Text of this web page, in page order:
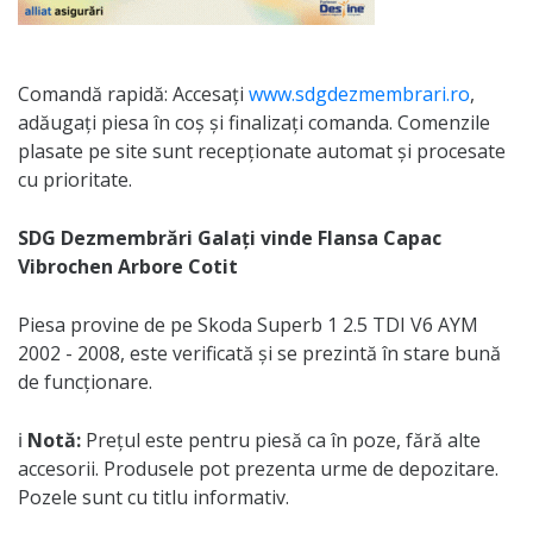
Comandă rapidă: Accesați www.sdgdezmembrari.ro,
adăugați piesa în coș și finalizați comanda. Comenzile
plasate pe site sunt recepționate automat și procesate
cu prioritate.
SDG Dezmembrări Galați vinde Flansa Capac
Vibrochen Arbore Cotit
Piesa provine de pe Skoda Superb 1 2.5 TDI V6 AYM
2002 - 2008, este verificată și se prezintă în stare bună
de funcționare.
ℹ️ Notă: Prețul este pentru piesă ca în poze, fără alte
accesorii. Produsele pot prezenta urme de depozitare.
Pozele sunt cu titlu informativ.